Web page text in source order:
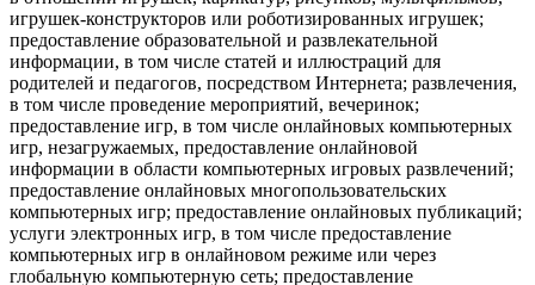
игрушек-конструкторов или роботизированных игрушек;
предоставление образовательной и развлекательной
информации, в том числе статей и иллюстраций для
родителей и педагогов, посредством Интернета; развлечения,
в том числе проведение мероприятий, вечеринок;
предоставление игр, в том числе онлайновых компьютерных
игр, незагружаемых, предоставление онлайновой
информации в области компьютерных игровых развлечений;
предоставление онлайновых многопользовательских
компьютерных игр; предоставление онлайновых публикаций;
услуги электронных игр, в том числе предоставление
компьютерных игр в онлайновом режиме или через
глобальную компьютерную сеть; предоставление